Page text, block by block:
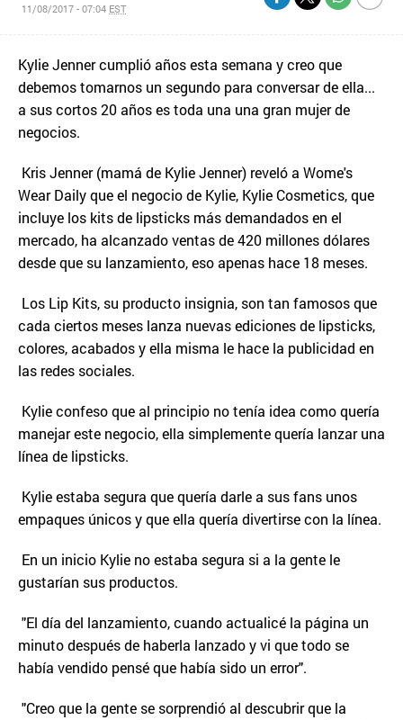
11/08/2017 - 07:04 EST
Kylie Jenner cumplió años esta semana y creo que
debemos tomarnos un segundo para conversar de ella...
a sus cortos 20 años es toda una una gran mujer de
negocios.
Kris Jenner (mamá de Kylie Jenner) reveló a Wome's
Wear Daily que el negocio de Kylie, Kylie Cosmetics, que
incluye los kits de lipsticks más demandados en el
mercado, ha alcanzado ventas de 420 millones dólares
desde que su lanzamiento, eso apenas hace 18 meses.
Los Lip Kits, su producto insignia, son tan famosos que
cada ciertos meses lanza nuevas ediciones de lipsticks,
colores, acabados y ella misma le hace la publicidad en
las redes sociales.
Kylie confeso que al principio no tenía idea como quería
manejar este negocio, ella simplemente quería lanzar una
línea de lipsticks.
Kylie estaba segura que quería darle a sus fans unos
empaques únicos y que ella quería divertirse con la línea.
En un inicio Kylie no estaba segura si a la gente le
gustarían sus productos.
"El día del lanzamiento, cuando actualicé la página un
minuto después de haberla lanzado y vi que todo se
había vendido pensé que había sido un error".
"Creo que la gente se sorprendió al descubrir que la